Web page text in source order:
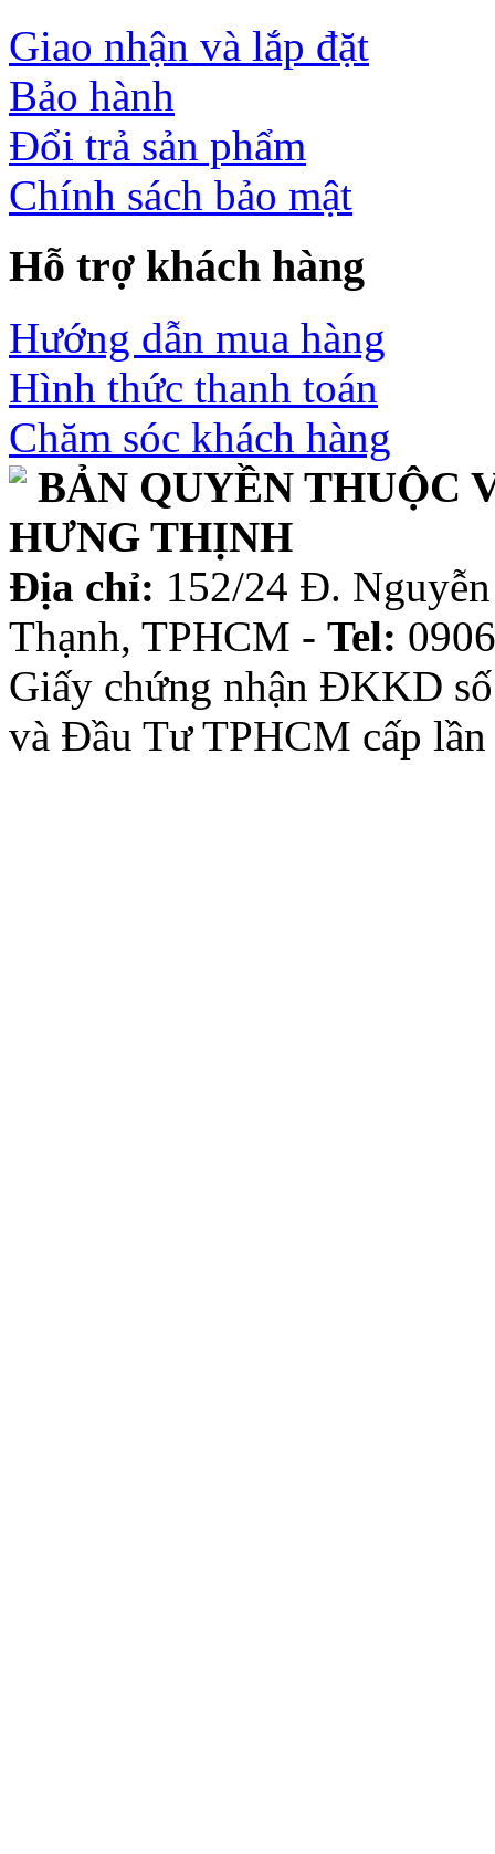
Giao nhận và lắp đặt
Bảo hành
Đổi trả sản phẩm
Chính sách bảo mật
Hỗ trợ khách hàng
Hướng dẫn mua hàng
Hình thức thanh toán
Chăm sóc khách hàng
BẢN QUYỀN THUỘC
HƯNG THỊNH
Địa chỉ: 152/24 Đ.
Thạnh, TPHCM - Tel:
Giấy chứng nhận ĐKKD
và Đầu Tư TPHCM cấp